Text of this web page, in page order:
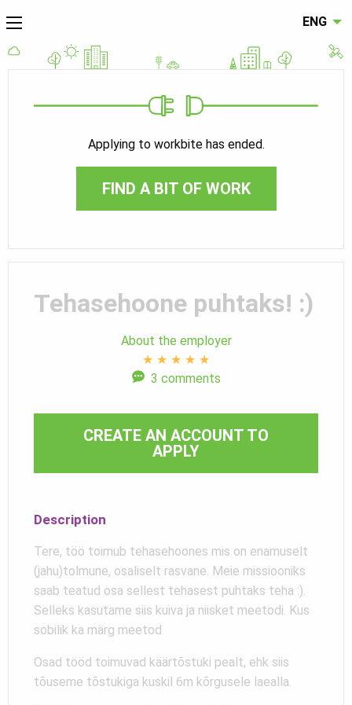
ENG
Applying to workbite has ended.
FIND A BIT OF WORK
Tehasehoone puhtaks! :)
About the employer
★ ★ ★ ★ ★
3 comments
CREATE AN ACCOUNT TO
APPLY
Description
Tere, töö toimub tehasehoones mis on enamuselt
(jahu)tolmune, osaliselt rasvane. Meie missiooniks
saab teatud osa sellest tehasest puhtaks teha :).
Selleks kasutame siis kuiva ja niisket meetodi. Kus
sobilik ka märg meetod
Osad tööd toimuvad käärtõstuki pealt, ehk siis
tõuseme tõstukiga kuskil 6m kõrgusele laealla.